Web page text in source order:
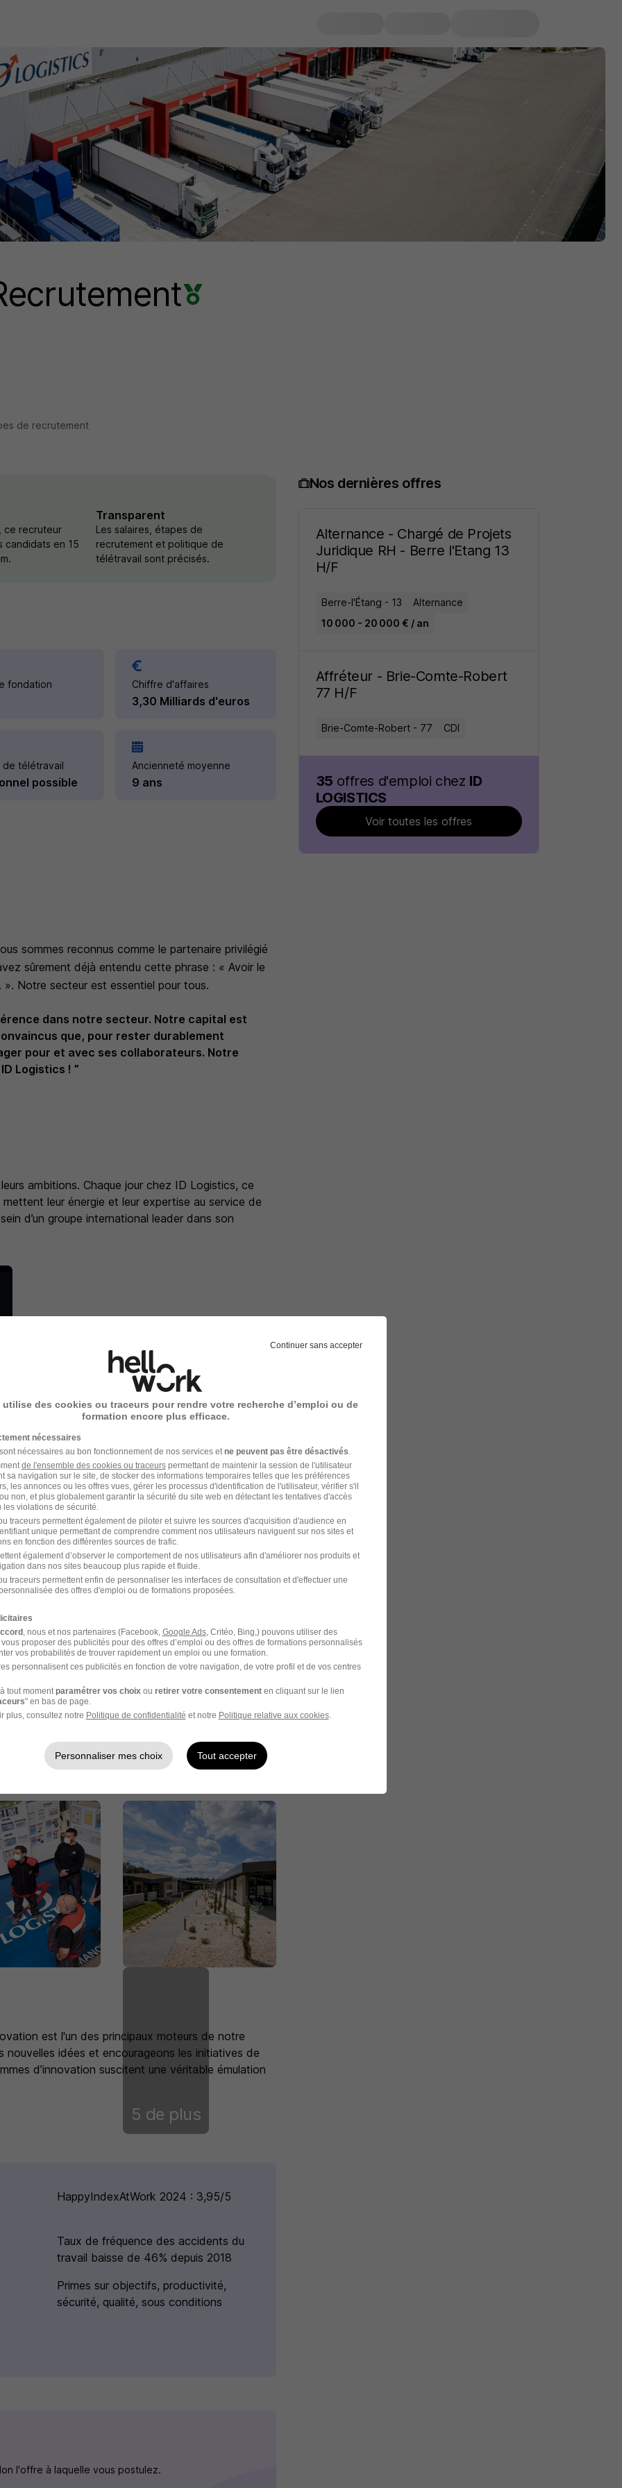
de recrutement
ce recruteur
candidats en 15
Transparent
Les salaires, étapes de
recrutement et politique de
télétravail sont précisés.
fondation Chiffre d'affaires
3,30 Milliards d'euros
de télétravail
possible
Ancienneté moyenne
9 ans
sommes reconnus comme le partenaire privilégié
sûrement déjà entendu cette phrase : « Avoir le
Notre secteur est essentiel pour tous.
dans notre secteur. Notre capital est
que, pour rester durablement
pour et avec ses collaborateurs. Notre
Logistics ! ”
ambitions. Chaque jour chez ID Logistics, ce
leur énergie et leur expertise au service de
d’un groupe international leader dans son
collectivement. Nous promouvons un état
et solidarité. Que vous soyez ou non
notre secteur, vous êtes les bienvenus chez ID
5 de plus
est l'un des principaux moteurs de notre
nouvelles idées et encourageons les initiatives de
d’innovation suscitent une véritable émulation
HappyIndexAtWork 2024 : 3,95/5
Taux de fréquence des accidents du
travail baisse de 46% depuis 2018
Primes sur objectifs, productivité,
sécurité, qualité, sous conditions
l'offre à laquelle vous postulez.
Nos dernières offres
Alternance - Chargé de Projets
Juridique RH - Berre l'Etang 13
H/F
Berre-l'Étang - 13
Alternance
10 000 - 20 000 € / an
Affréteur - Brie-Comte-Robert
77 H/F
Brie-Comte-Robert - 77 CDI
35 offres d'emploi chez ID
LOGISTICS
Voir toutes les offres
Continuer sans accepter
utilise des cookies ou traceurs pour rendre votre recherche d’emploi ou de
formation encore plus efficace.
nécessaires
nécessaires au bon fonctionnement de nos services et ne peuvent pas être désactivés
de l'ensemble des cookies ou traceurspermettant de maintenir la session de l'utilisateur
sa navigation sur le site, de stocker des informations temporaires telles que les préférences
les annonces ou les offres vues, gérer les processus d'identification de l'utilisateur, vérifier s'il
non, et plus globalement garantir la sécurité du site web en détectant les tentatives d'accès
violations de sécurité.
traceurs permettent également de piloter et suivre les sources d'acquisition d'audience en
unique permettant de comprendre comment nos utilisateurs naviguent sur nos sites et
en fonction des différentes sources de trafic.
également d’observer le comportement de nos utilisateurs afin d'améliorer nos produits et
dans nos sites beaucoup plus rapide et fluide.
traceurs permettent enfin de personnaliser les interfaces de consultation et d'effectuer une
des offres d'emploi ou de formations proposées.
, nous et nos partenaires (Facebook, Google Ads, Critéo, Bing,) pouvons utiliser des
proposer des publicités pour des offres d’emploi ou des offres de formations personnalisés
vos probabilités de trouver rapidement un emploi ou une formation.
personnalisent ces publicités en fonction de votre navigation, de votre profil et de vos centres
tout moment paramétrer vos choix ou retirer votre consentementen cliquant sur le lien
" en bas de page.
plus, consultez notre Politique de confidentialité et notre Politique relative aux cookies.
Personnaliser mes choix Tout accepter